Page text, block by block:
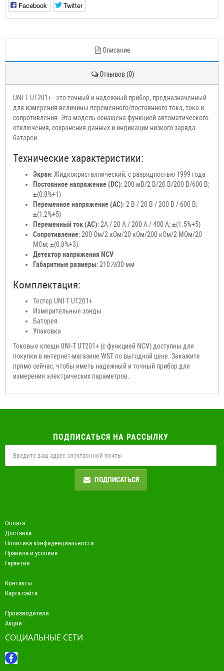
Facebook Twitter
Описание
Отзывов (0)
UNI-T UT201+ - это точный и надежный прибор, предназначенный
для измерения величины переменного/постоянного тока, тока и
сопротивления. Эта модель оснащена функцией автоматического
отключения, сохранения данных и индикации низкого заряда
батареи.
Технические характеристики:
Экран: Жидкокристаллический, с разрядностью 1999 года
Постоянное напряжение (DC): 200 мВ/2 В/20 В/200 В/600 В;
±(0,8%+1)
Переменное напряжение (AC): 2 В / 20 В / 200 В / 600 В;
±(1,2%+5)
Переменный ток (AC): 2А / 20 A / 200 A / 400 A; ±(1.5%+5)
Сопротивление: 200 Ом/2 кОм/20 кОм/200 кОм/2 МОм/20
МОм; ±(0,8%+3)
Детектор напряжения NCV
Габаритные размеры: 2107630 мм
Комплектация:
Тестер UNI-T UT201+
Измерительные зонды
Баторея
Упаковка
Токовые клещи UNI-T UT201+ (с функцией NCV) доступны для
покупки в интернет-магазине WST по выгодной цене. Закажите
прямо сейчас, чтобы иметь надежный и точный прибор для
измерения электрических параметров.
ПОДПИСАТЬСЯ НА РАССЫЛКУ
ПОДПИСАТЬСЯ
Оплата
Доставка
Политика конфиденциальности
Правила и условия
Гарантия
Контакты
Карта сайта
Производители
Акции
СОЦИАЛЬНЫЕ СЕТИ